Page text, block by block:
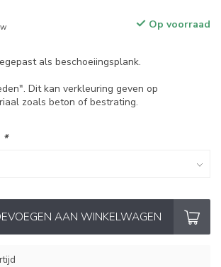
Op voorraad
als beschoeiingsplank.
Dit kan verkleuring geven op
zoals beton of bestrating.
*
AAN WINKELWAGEN